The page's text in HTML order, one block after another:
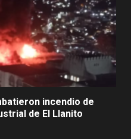
incendio de
de El Llanito